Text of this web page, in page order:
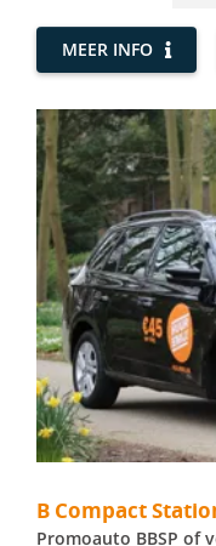
MEER INFO
B Compact
Promoauto BBSP of